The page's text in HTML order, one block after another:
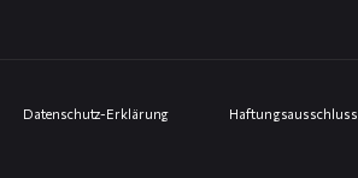
Datenschutz-Erklärung Haftungsausschluss